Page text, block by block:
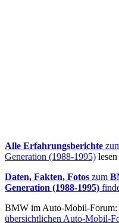
Alle Erfahrungsberichte
Generation (1988-1995)
Daten, Fakten, Fotos zum
Generation (1988-1995)
BMW im Auto-Mobil-Forum:
übersichtlichen Auto-Mobil-